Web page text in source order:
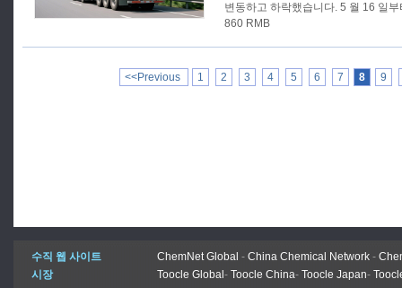
변동하고 하락했습니다. 5 월 16 일
860 RMB
<<Previous 1 2 3 4 5 6 7 8 9
수직 웹 사이트 ChemNet Global - China Chemical Network -
시장
Toocle Global - Toocle China- Toocle Japan-